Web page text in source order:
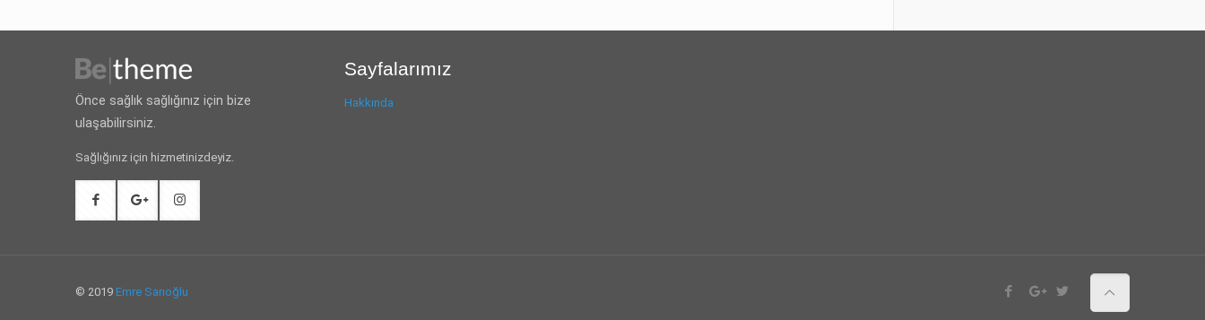
Önce sağlık sağlığınız için bize
ulaşabilirsiniz.
Sağlığınız için hizmetinizdeyiz.
Sayfalarımız
Hakkında
© 2019 Emre Sarıoğlu